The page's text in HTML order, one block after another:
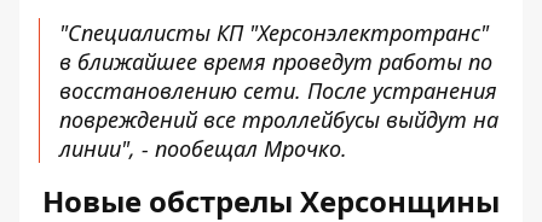
"Специалисты КП "Херсонэлектротранс"
в ближайшее время проведут работы по
восстановлению сети. После устранения
повреждений все троллейбусы выйдут на
линии", - пообещал Мрочко.
Новые обстрелы Херсонщины